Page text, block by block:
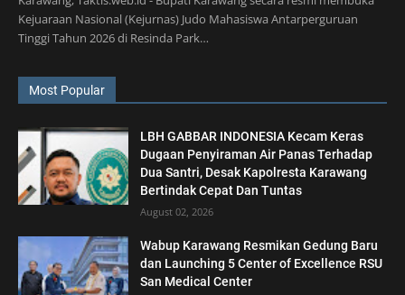
Kejuaraan Nasional (Kejurnas) Judo Mahasiswa Antarperguruan
Tinggi Tahun 2026 di Resinda Park…
Most Popular
LBH GABBAR INDONESIA Kecam Keras
Dugaan Penyiraman Air Panas Terhadap
Dua Santri, Desak Kapolresta Karawang
Bertindak Cepat Dan Tuntas
August 02, 2026
Wabup Karawang Resmikan Gedung Baru
dan Launching 5 Center of Excellence RSU
San Medical Center